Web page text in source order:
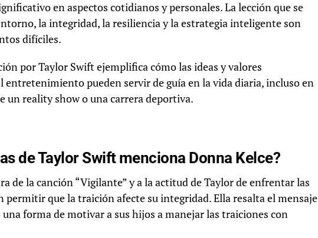
en aspectos cotidianos y personales. La lección que se
la integridad, la resiliencia y la estrategia inteligente son
difíciles.
por Taylor Swift ejemplifica cómo las ideas y valores
pueden servir de guía en la vida diaria, incluso en
un reality show o una carrera deportiva.
de Taylor Swift menciona Donna Kelce?
de la canción “Vigilante” y a la actitud de Taylor de enfrentar las
que la traición afecte su integridad. Ella resalta el mensaje
forma de motivar a sus hijos a manejar las traiciones con